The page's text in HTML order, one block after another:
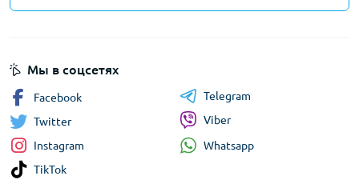
Мы в соцсетях
Facebook
Twitter
Instagram
TikTok
Telegram
Viber
Whatsapp